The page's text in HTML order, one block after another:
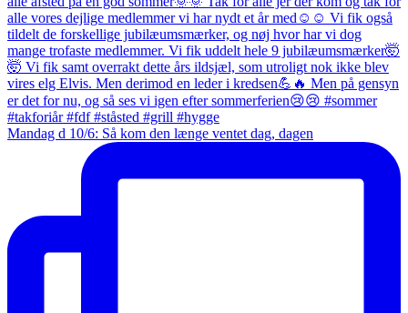
Mandag d 10/6: Så kom den længe ventet dag, dagen